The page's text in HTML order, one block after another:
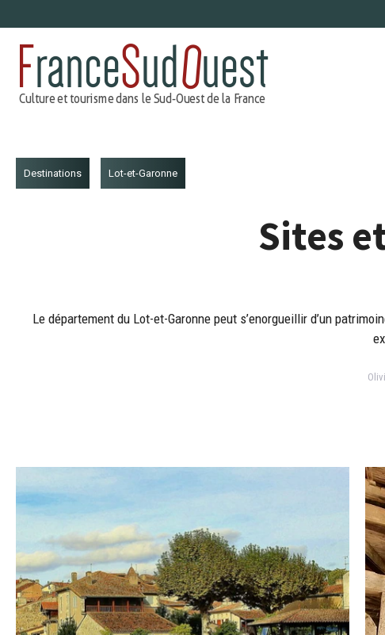
au
contenu
Destinations Lot-et-Garonne
Sites
Le département du Lot-et-Garonne peut s’enorgueillir d’un